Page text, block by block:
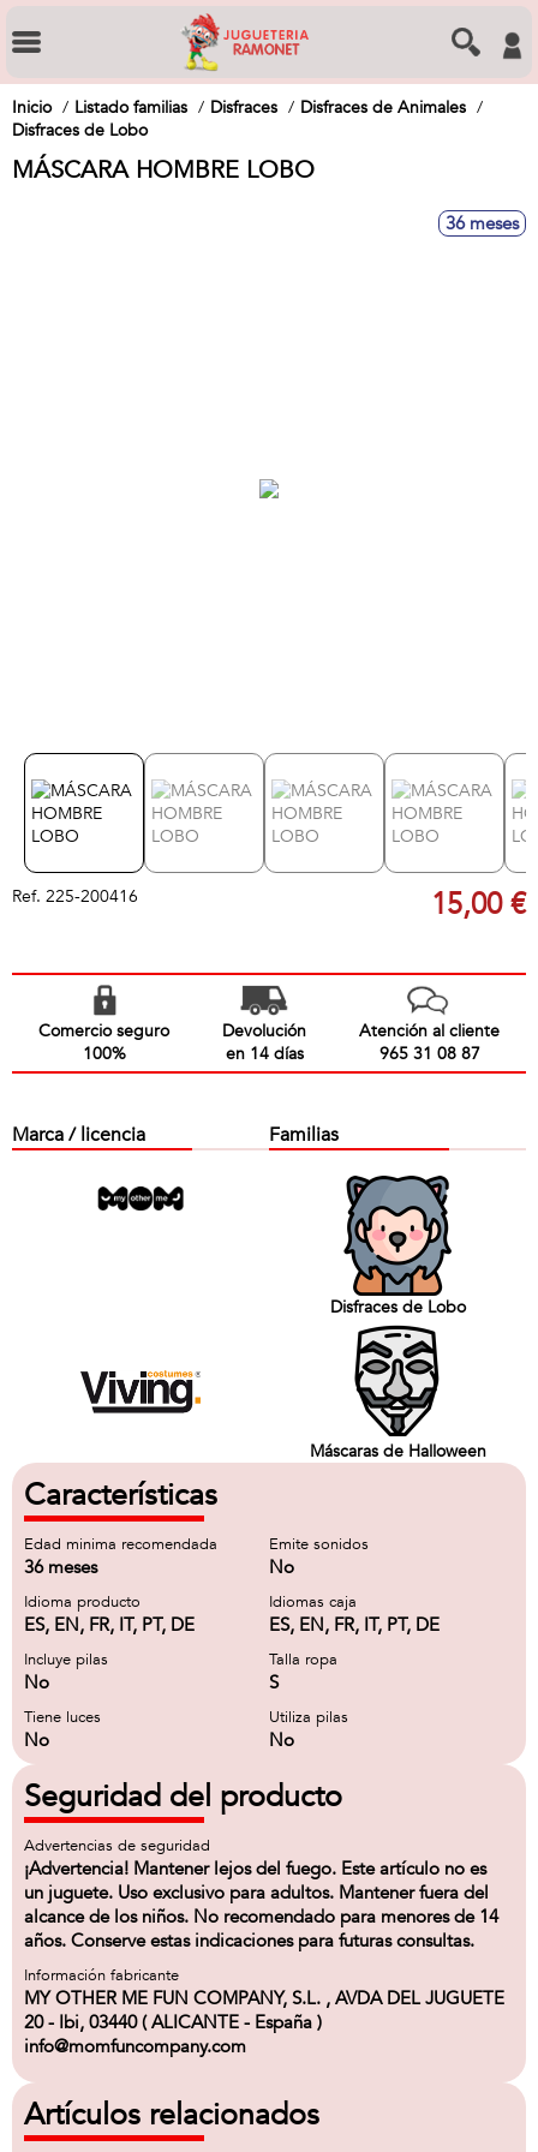
Inicio Listado familias Disfraces
Disfraces de Animales
Disfraces de Lobo
MÁSCARA HOMBRE LOBO
36 meses
Ref. 225-200416 15,00 €
Comercio seguro
100%
Devolución
en 14 días
Atención al cliente
965 31 08 87
Marca / licencia Familias
Disfraces de Lobo
Máscaras de Halloween
Características
Edad minima recomendada
36 meses
Emite sonidos
No
Idioma producto
ES, EN, FR, IT, PT, DE
Idiomas caja
ES, EN, FR, IT, PT, DE
Incluye pilas
No
Talla ropa
S
Tiene luces
No
Utiliza pilas
No
Seguridad del producto
Advertencias de seguridad
¡Advertencia! Mantener lejos del fuego. Este artículo no es
un juguete. Uso exclusivo para adultos. Mantener fuera del
alcance de los niños. No recomendado para menores de 14
años. Conserve estas indicaciones para futuras consultas.
Información fabricante
MY OTHER ME FUN COMPANY, S.L. , AVDA DEL JUGUETE
20 - Ibi, 03440 ( ALICANTE - España )
info@momfuncompany.com
Artículos relacionados